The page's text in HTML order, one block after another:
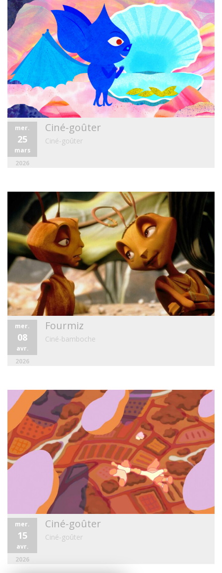
mer.
25
mars
2026
Ciné-goûter
Ciné-goûter
mer.
08
avr.
2026
Fourmiz
Ciné-bamboche
mer.
15
avr.
2026
Ciné-goûter
Ciné-goûter